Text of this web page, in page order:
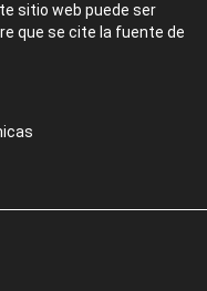
sitio web puede ser
que se cite la fuente de